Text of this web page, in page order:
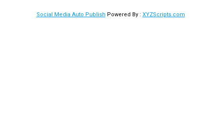
Social Media Auto Publish Powered By : XYZScripts.com